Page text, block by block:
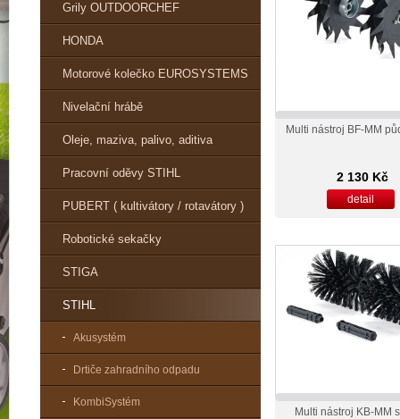
Grily OUTDOORCHEF
HONDA
Motorové kolečko EUROSYSTEMS
Nivelační hrábě
Oleje, maziva, palivo, aditiva
Pracovní oděvy STIHL
PUBERT ( kultivátory / rotavátory )
Robotické sekačky
STIGA
STIHL
Akusystém
Drtiče zahradního odpadu
KombiSystém
Multi nástroj BF-MM
2 130 Kč
detail
Multi nástroj KB-MM